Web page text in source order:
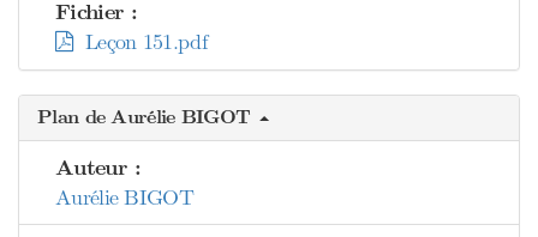
Fichier :
Leçon 151.pdf
Plan de Aurélie BIGOT
Auteur :
Aurélie BIGOT